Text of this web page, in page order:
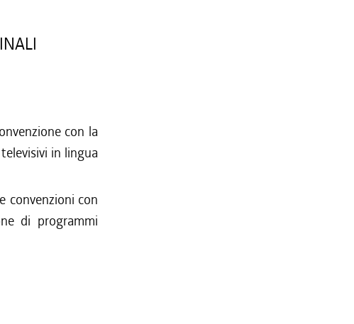
con la
in lingua
convenzioni con
di programmi